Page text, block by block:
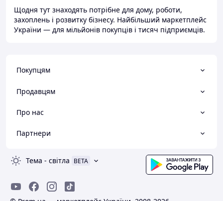
Щодня тут знаходять потрібне для дому, роботи,
захоплень і розвитку бізнесу. Найбільший маркетплейс
України — для мільйонів покупців і тисяч підприємців.
Покупцям
Продавцям
Про нас
Партнери
Тема - світла BETA